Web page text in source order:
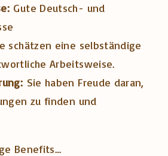
Gute Deutsch- und
schätzen eine selbständige
Arbeitsweise.
Sie haben Freude daran,
zu finden und
Benefits…